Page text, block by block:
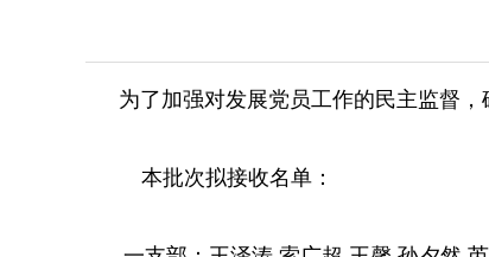
为了加强对发展党员工作的民主监督
本批次拟接收名单：